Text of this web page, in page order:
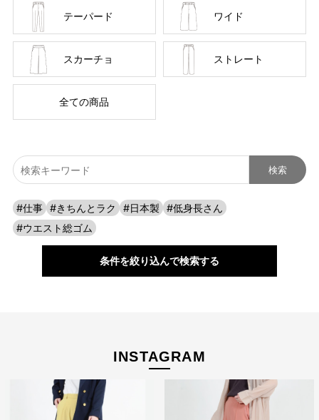
ストレッチ性に優れた生地で一日中快適
タテヨコによく伸びて身体の動きにフィットしやすい素材です。
しかも「伸びる」だけでなく「縮んで元に戻る」力にも長けてい
地に重厚感があり上品見えしますが、はくと軽くて一日中快適で
テーパード ワイド
スカーチョ ストレート
全ての商品
#仕事 #きちんとラク #日本製
#低身長さん
#ウエスト総ゴム
条件を絞り込んで検索する
INSTAGRAM